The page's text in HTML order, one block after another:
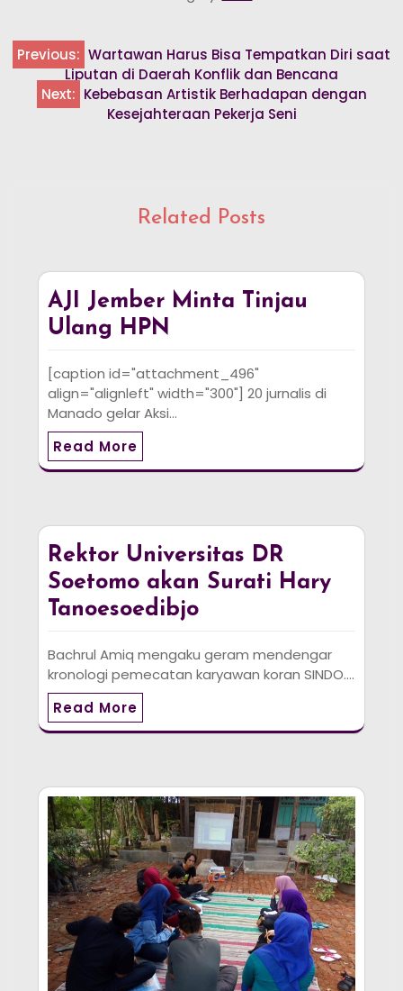
Post
navigation
Previous: Wartawan Harus Bisa Tempatkan Diri saat
Liputan di Daerah Konflik dan Bencana
Next: Kebebasan Artistik Berhadapan dengan
Kesejahteraan Pekerja Seni
Related Posts
AJI Jember Minta Tinjau
Ulang HPN
[caption id="attachment_496"
align="alignleft" width="300"] 20 jurnalis di
Manado gelar Aksi…
Read More
Rektor Universitas DR
Soetomo akan Surati Hary
Tanoesoedibjo
Bachrul Amiq mengaku geram mendengar
kronologi pemecatan karyawan koran SINDO.…
Read More